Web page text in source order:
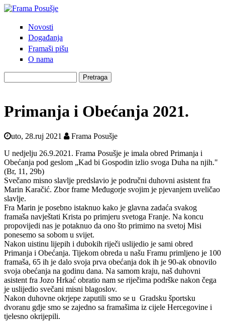
Skoči na glavni sadržaj
Frama
Posušje
Glavni izbornik
Novosti
Događanja
Framaši pišu
O nama
Primanja i Obećanja 2021.
uto, 28.ruj 2021
Frama Posušje
U nedjelju 26.9.2021. Frama Posušje je imala obred Primanja i
Obećanja pod geslom „Kad bi Gospodin izlio svoga Duha na njih."
(Br, 11, 29b)
Svečano misno slavlje predslavio je područni duhovni asistent fra
Marin Karačić. Zbor frame Međugorje svojim je pjevanjem uveličao
slavlje.
Fra Marin je posebno istaknuo kako je glavna zadaća svakog
framaša navještati Krista po primjeru svetoga Franje. Na koncu
propovijedi nas je potaknuo da ono što primimo na svetoj Misi
ponesemo sa sobom u svijet.
Nakon uistinu lijepih i dubokih riječi uslijedio je sami obred
Primanja i Obećanja. Tijekom obreda u našu Framu primljeno je 100
framaša, 65 ih je dalo svoja prva obećanja dok ih je 90-ak obnovilo
svoja obećanja na godinu dana. Na samom kraju, naš duhovni
asistent fra Jozo Hrkać obratio nam se riječima podrške nakon čega
je uslijedio svečani misni blagoslov.
Nakon duhovne okrjepe zaputili smo se u Gradsku športsku
dvoranu gdje smo se zajedno sa framašima iz cijele Hercegovine i
tjelesno okrijepili.